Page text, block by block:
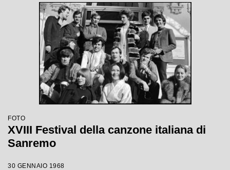
FOTO
XVIII Festival della canzone italiana di
Sanremo
30 GENNAIO 1968